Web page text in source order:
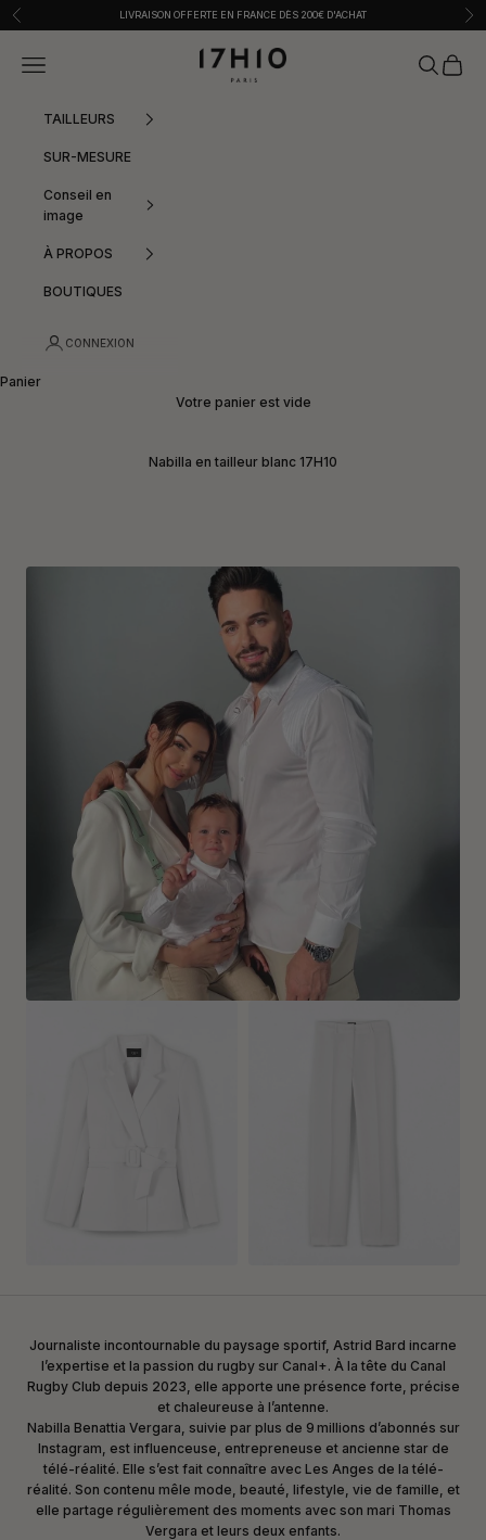
Passer au contenu
Précédent LIVRAISON OFFERTE EN FRANCE DÈS 200€ D'ACHAT
17h10
Menu Recherche
Panier
TAILLEURS
SUR-MESURE
Conseil en
image
À PROPOS
BOUTIQUES
CONNEXION
Panier
Votre panier est vide
Nabilla en tailleur blanc 17H10
Journaliste incontournable du paysage sportif, Astrid Bard incarne
l’expertise et la passion du rugby sur Canal+. À la tête du Canal
Rugby Club depuis 2023, elle apporte une présence forte, précise
et chaleureuse à l’antenne.
Nabilla Benattia Vergara, suivie par plus de 9 millions d’abonnés sur
Instagram, est influenceuse, entrepreneuse et ancienne star de
télé-réalité. Elle s’est fait connaître avec Les Anges de la télé-
réalité. Son contenu mêle mode, beauté, lifestyle, vie de famille, et
elle partage régulièrement des moments avec son mari Thomas
Vergara et leurs deux enfants.